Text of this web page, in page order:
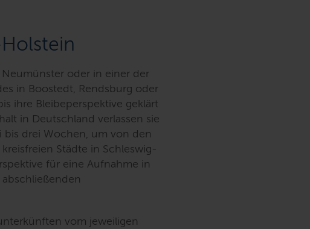
oder in einer der
in Boostedt, Rendsburg oder
ihre Bleibeperspektive geklärt
in Deutschland verlassen sie
bis drei Wochen, um von den
Städte in Schleswig-
für eine Aufnahme in
vom jeweiligen